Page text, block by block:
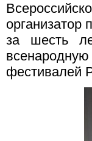
организатор
за шесть
фестивалей